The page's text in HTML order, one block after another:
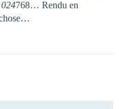
768… Rendu en